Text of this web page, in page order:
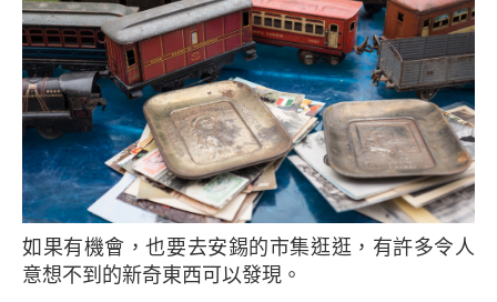
如果有機會，也要去安錫的市集逛逛，有許多令人
意想不到的新奇東西可以發現。